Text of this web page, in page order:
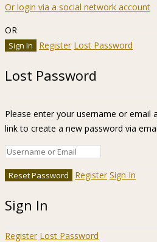
Or login via a social network account
OR
Register Lost Password
Lost Password
Please enter your username or email
link to create a new password via
Register Sign In
Sign In
Register Lost Password